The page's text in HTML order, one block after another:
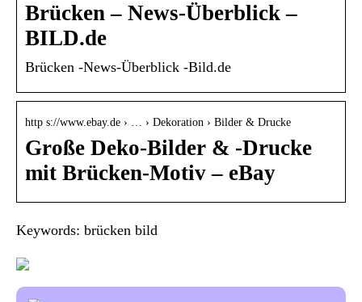
Brücken – News-Überblick –
BILD.de
Brücken -News-Überblick -Bild.de
http s://www.ebay.de › … › Dekoration › Bilder & Drucke
Große Deko-Bilder & -Drucke
mit Brücken-Motiv – eBay
Keywords: brücken bild